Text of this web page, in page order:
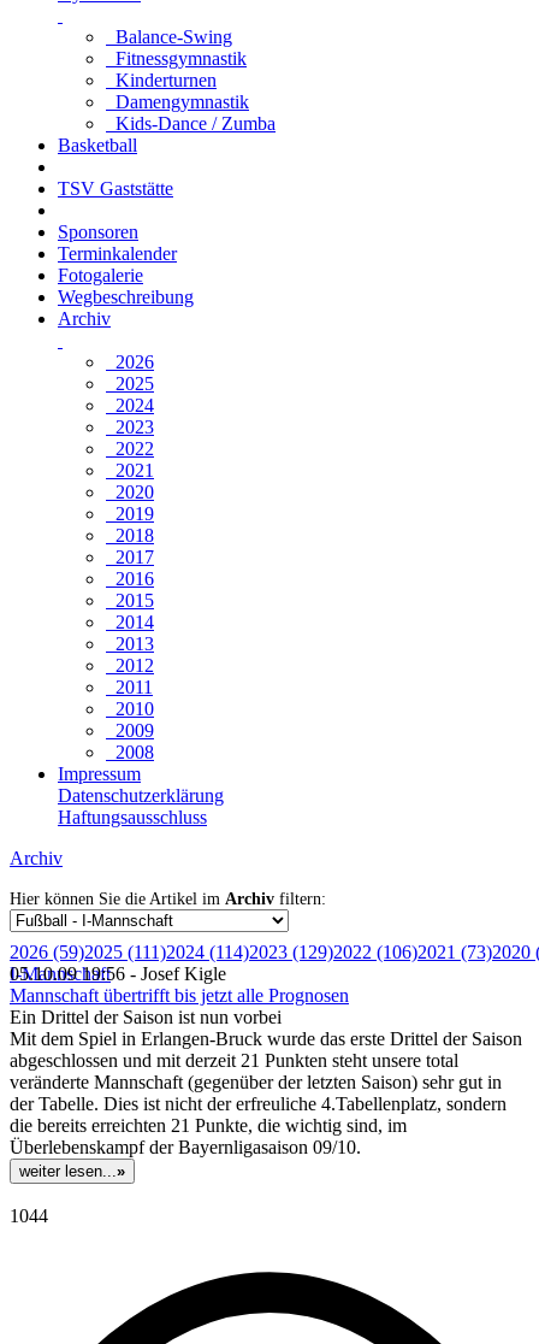
Balance-Swing
Fitnessgymnastik
Kinderturnen
Damengymnastik
Kids-Dance / Zumba
Basketball
TSV Gaststätte
Sponsoren
Terminkalender
Fotogalerie
Wegbeschreibung
Archiv
2026
2025
2024
2023
2022
2021
2020
2019
2018
2017
2016
2015
2014
2013
2012
2011
2010
2009
2008
Impressum
Datenschutzerklärung
Haftungsausschluss
Archiv
Hier können Sie die Artikel im Archiv filtern:
2026 (59)2025 (111)2024 (114)2023 (129)2022 (106)2021 (73)2020
I-Mannschaft
05.10.09 19:56 - Josef Kigle
Mannschaft übertrifft bis jetzt alle Prognosen
Ein Drittel der Saison ist nun vorbei
Mit dem Spiel in Erlangen-Bruck wurde das erste Drittel der Saison
abgeschlossen und mit derzeit 21 Punkten steht unsere total
veränderte Mannschaft (gegenüber der letzten Saison) sehr gut in
der Tabelle. Dies ist nicht der erfreuliche 4.Tabellenplatz, sondern
die bereits erreichten 21 Punkte, die wichtig sind, im
Überlebenskampf der Bayernligasaison 09/10.
weiter lesen...»
1044